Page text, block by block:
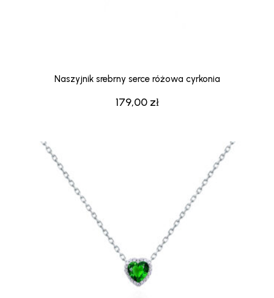
179,00 zł
Naszyjnik srebrny serce różowa cyrkonia